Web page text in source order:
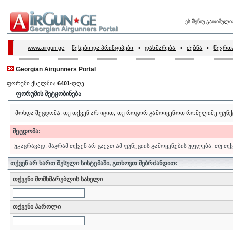
ეს მენიუ
www.airgun.ge წესები და პრინციპები • დახმარება • ძებნა •
Georgian Airgunners Portal
ფორუმი ქსელშია6401-დღე.
ფორუმის შეტყობინება
მოხდა შეცდომა. თუ თქვენ არ იცით, თუ როგორ გამოიყენოთ რომელიმე
შეცდომა:
უკაცრავად, მაგრამ თქვენ არ გაქვთ ამ ფუნქციის გამოყენების უფლება. თუ
თქვენ არ ხართ შესული სისტემაში, გთხოვთ შებრძანდით:
თქვენი მომხმარებლის სახელი
თქვენი პაროლი